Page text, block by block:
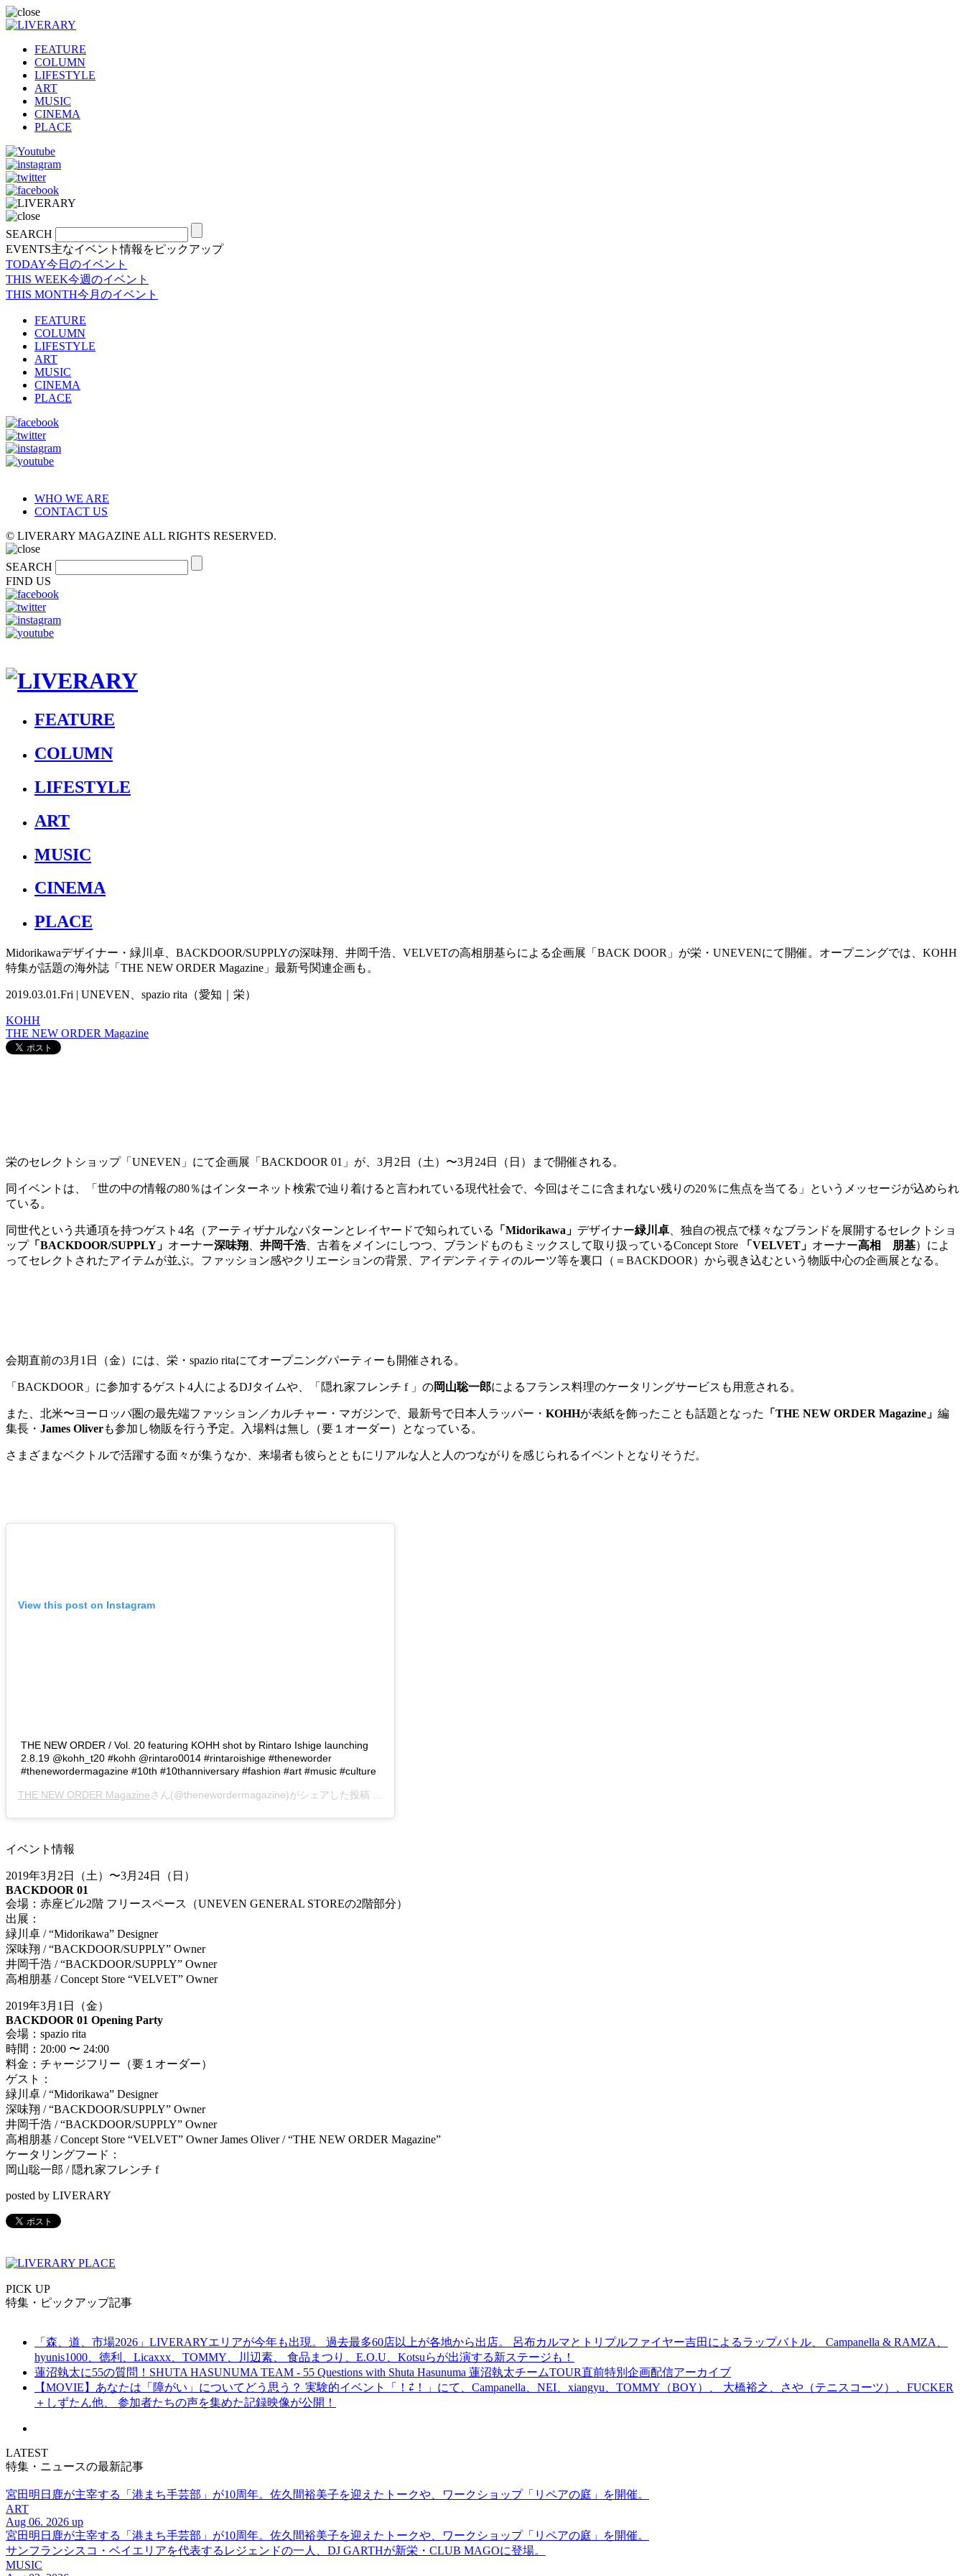
FEATURE
COLUMN
LIFESTYLE
ART
MUSIC
CINEMA
PLACE
SEARCH
EVENTS主なイベント情報をピックアップ
TODAY今日のイベント
THIS WEEK今週のイベント
THIS MONTH今月のイベント
FEATURE
COLUMN
LIFESTYLE
ART
MUSIC
CINEMA
PLACE
WHO WE ARE
CONTACT US
© LIVERARY MAGAZINE ALL RIGHTS RESERVED.
SEARCH
FIND US
FEATURE
COLUMN
LIFESTYLE
ART
MUSIC
CINEMA
PLACE
Midorikawaデザイナー・緑川卓、BACKDOOR/SUPPLYの深味翔、井岡千浩、VELVETの高相朋基らによる企画展「BACK DOOR」が栄・UNEVENにて開催。オープニングでは、KOHH
特集が話題の海外誌「THE NEW ORDER Magazine」最新号関連企画も。
2019.03.01.Fri | UNEVEN、spazio rita（愛知｜栄）
KOHH
THE NEW ORDER Magazine
栄のセレクトショップ「UNEVEN」にて企画展「BACKDOOR 01」が、3月2日（土）〜3月24日（日）まで開催される。
同イベントは、「世の中の情報の80％はインターネット検索で辿り着けると言われている現代社会で、今回はそこに含まれない残りの20％に焦点を当てる」というメッセージが込められ
ている。
同世代という共通項を持つゲスト4名（アーティザナルなパターンとレイヤードで知られている 「Midorikawa」 デザイナー緑川卓 、独自の視点で様々なブランドを展開するセレクトショ
ップ「BACKDOOR/SUPPLY」 オーナー深味翔 井岡千浩、古着をメインにしつつ、ブランドものもミックスして取り扱っているConcept Store 「VELVET」 オーナー高相 朋基）によ
ってセレクトされたアイテムが並ぶ。ファッション感やクリエーションの背景、アイデンティティのルーツ等を裏口（＝BACKDOOR）から覗き込むという物販中心の企画展となる。
会期直前の3月1日（金）には、栄・spazio ritaにてオープニングパーティーも開催される。
「BACKDOOR」に参加するゲスト4人によるDJタイムや、「隠れ家フレンチ f 」の岡山聡一郎によるフランス料理のケータリングサービスも用意される。
また、北米〜ヨーロッパ圏の最先端ファッション／カルチャー・マガジンで、最新号で日本人ラッパー・ KOHHが表紙を飾ったことも話題となった 「THE NEW ORDER Magazine」 編
集長・ James Oliverも参加し物販を行う予定。入場料は無し（要１オーダー）となっている。
さまざまなベクトルで活躍する面々が集うなか、来場者も彼らとともにリアルな人と人のつながりを感じられるイベントとなりそうだ。
View this post on Instagram
THE NEW ORDER / Vol. 20 featuring KOHH shot by Rintaro Ishige launching
2.8.19 @kohh_t20 #kohh @rintaro0014 #rintaroishige #theneworder
#thenewordermagazine #10th #10thanniversary #fashion #art #music #culture
THE NEW ORDER Magazineさん(@thenewordermagazine)がシェアした投稿 –
イベント情報
2019年3月2日（土）〜3月24日（日）
BACKDOOR 01
会場：赤座ビル2階 フリースペース（UNEVEN GENERAL STOREの2階部分）
出展：
緑川卓 / “Midorikawa” Designer
深味翔 / “BACKDOOR/SUPPLY” Owner
井岡千浩 / “BACKDOOR/SUPPLY” Owner
高相朋基 / Concept Store “VELVET” Owner
2019年3月1日（金）
BACKDOOR 01 Opening Party
会場：spazio rita
時間：20:00 〜 24:00
料金：チャージフリー（要１オーダー）
ゲスト：
緑川卓 / “Midorikawa” Designer
深味翔 / “BACKDOOR/SUPPLY” Owner
井岡千浩 / “BACKDOOR/SUPPLY” Owner
高相朋基 / Concept Store “VELVET” Owner James Oliver / “THE NEW ORDER Magazine”
ケータリングフード：
岡山聡一郎 / 隠れ家フレンチ f
posted by LIVERARY
PICK UP
特集・ピックアップ記事
「森、道、市場2026」LIVERARYエリアが今年も出現。 過去最多60店以上が各地から出店。 呂布カルマとトリプルファイヤー吉田によるラップバトル、 Campanella & RAMZA、
hyunis1000、徳利、Licaxxx、TOMMY、川辺素、 食品まつり、E.O.U、Kotsuらが出演する新ステージも！
蓮沼執太に55の質問！SHUTA HASUNUMA TEAM - 55 Questions with Shuta Hasunuma 蓮沼執太チームTOUR直前特別企画配信アーカイブ
【MOVIE】あなたは「障がい」についてどう思う？ 実験的イベント「！⇄！」にて、Campanella、NEI、xiangyu、TOMMY（BOY）、 大橋裕之、さや（テニスコーツ）、FUCKER
＋しずたん他、 参加者たちの声を集めた記録映像が公開！
LATEST
特集・ニュースの最新記事
宮田明日鹿が主宰する「港まち手芸部」が10周年。佐久間裕美子を迎えたトークや、ワークショップ「リペアの庭」を開催。
ART
Aug 06. 2026 up
宮田明日鹿が主宰する「港まち手芸部」が10周年。佐久間裕美子を迎えたトークや、ワークショップ「リペアの庭」を開催。
サンフランシスコ・ベイエリアを代表するレジェンドの一人、DJ GARTHが新栄・CLUB MAGOに登場。
MUSIC